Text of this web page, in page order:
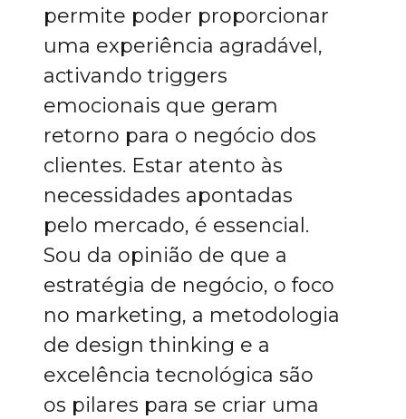
permite poder proporcionar
uma experiência agradável,
activando triggers
emocionais que geram
retorno para o negócio dos
clientes. Estar atento às
necessidades apontadas
pelo mercado, é essencial.
Sou da opinião de que a
estratégia de negócio, o foco
no marketing, a metodologia
de design thinking e a
excelência tecnológica são
os pilares para se criar uma